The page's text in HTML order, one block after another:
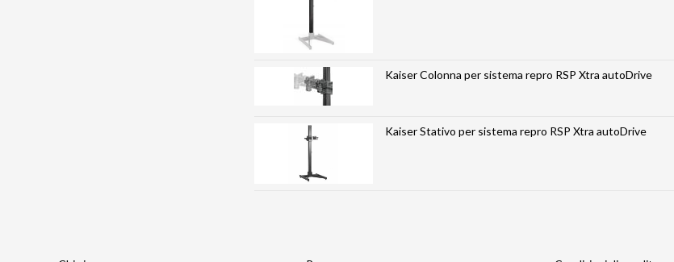
Kaiser Colonna per sistema repro RSP Xtra autoDrive
Kaiser Stativo per sistema repro RSP Xtra autoDrive